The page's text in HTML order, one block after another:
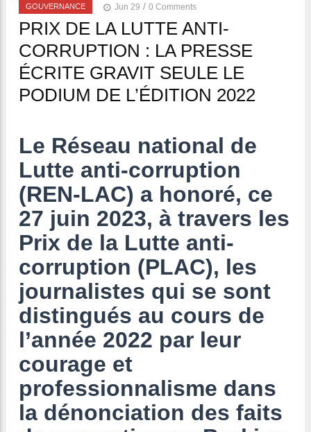
GOUVERNANCE Jun 29 / 0 Comments
PRIX DE LA LUTTE ANTI-
CORRUPTION : LA PRESSE
ÉCRITE GRAVIT SEULE LE
PODIUM DE L’ÉDITION 2022
Le Réseau national de
Lutte anti-corruption
(REN-LAC) a honoré, ce
27 juin 2023, à travers les
Prix de la Lutte anti-
corruption (PLAC), les
journalistes qui se sont
distingués au cours de
l’année 2022 par leur
courage et
professionnalisme dans
la dénonciation des faits